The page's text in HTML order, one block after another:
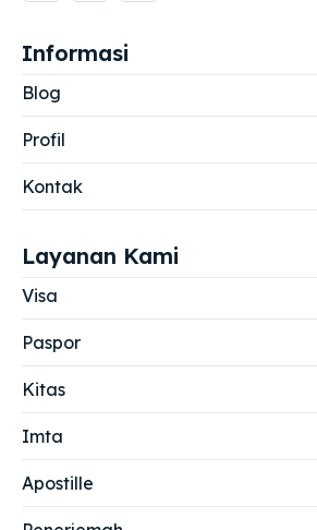
Informasi
Blog
Profil
Kontak
Layanan Kami
Visa
Paspor
Kitas
Imta
Apostille